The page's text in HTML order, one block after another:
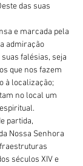
das suas
e marcada pela
admiração
falésias, seja
que nos fazem
à localização;
no local um
partida,
Nossa Senhora
séculos XIV e